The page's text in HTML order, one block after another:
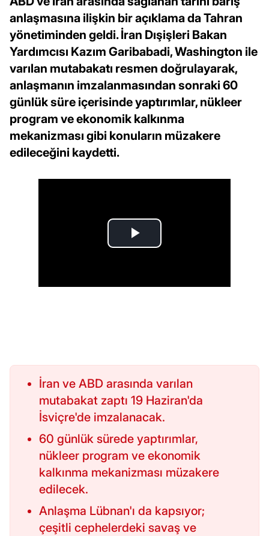
anlaşmasına ilişkin bir açıklama da Tahran
yönetiminden geldi. İran Dışişleri Bakan
Yardımcısı Kazım Garibabadi, Washington ile
varılan mutabakatı resmen doğrulayarak,
anlaşmanın imzalanmasından sonraki 60
günlük süre içerisinde yaptırımlar, nükleer
program ve ekonomik kalkınma
mekanizması gibi konuların müzakere
edileceğini kaydetti.
İran ve ABD arasında varılan
mutabakat zaptı 19 Haziran'da
İsviçre'de imzalanacak.
60 günlük sürede yaptırımlar,
nükleer program ve ekonomik
kalkınma mekanizması müzakere
edilecek.
Anlaşma Lübnan'ı da kapsıyor;
çeşitli cephelerdeki savaş ve